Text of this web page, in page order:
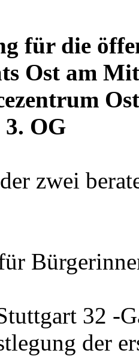
für die
Ost am
OG
zwei
32 -
der